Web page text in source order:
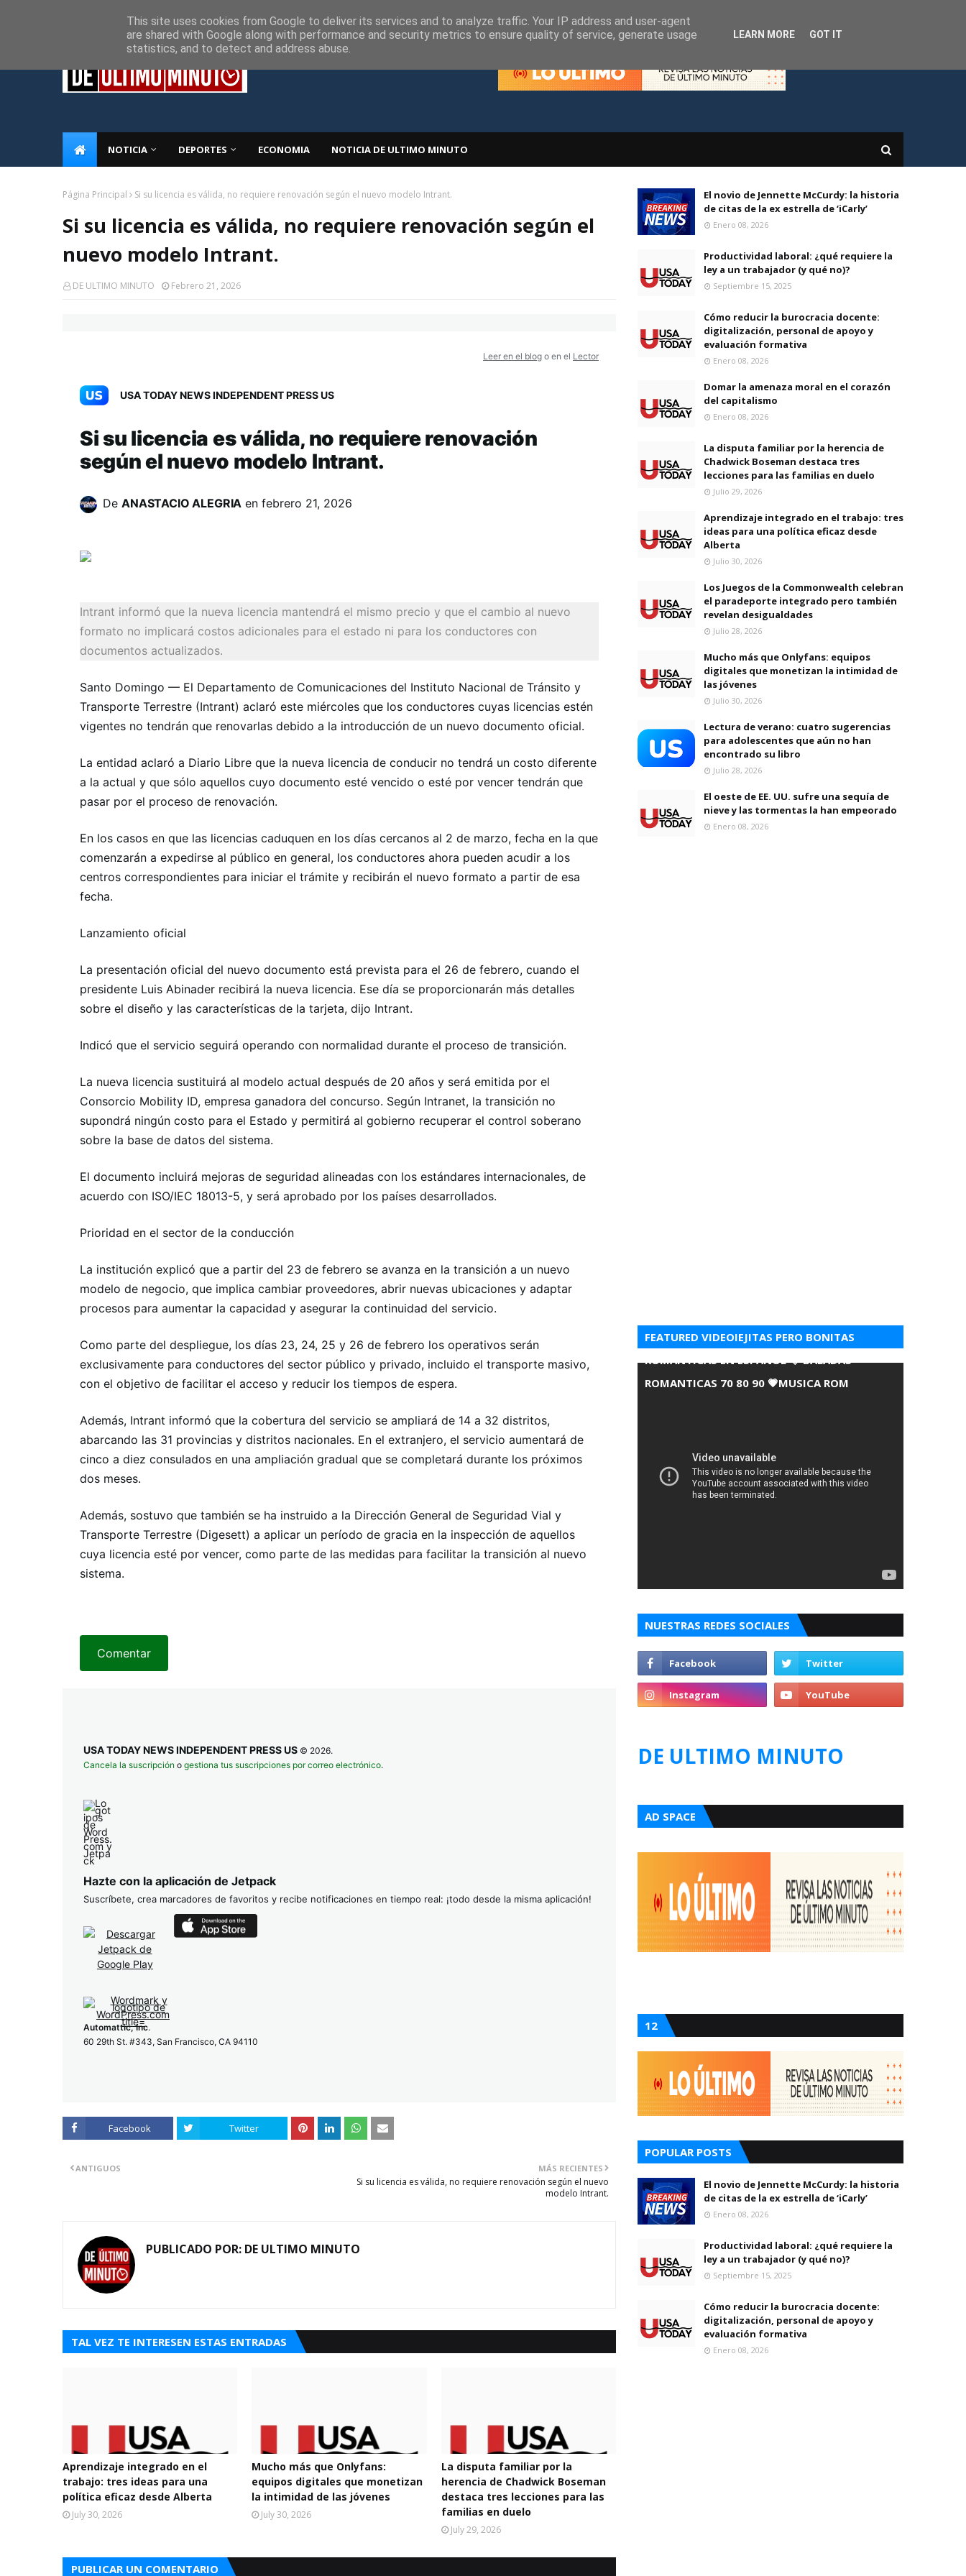
NOTICIA DEPORTES ECONOMIA NOTICIA DE ULTIMO MINUTO
Página Principal Si su licencia es válida, no requiere renovación según el nuevo modelo Intrant.
Si su licencia es válida, no requiere renovación según el
nuevo modelo Intrant.
DE ULTIMO MINUTO Febrero 21, 2026
Leer en el blog o en el Lector
USA TODAY NEWS INDEPENDENT PRESS US
Si su licencia es válida, no requiere renovación
según el nuevo modelo Intrant.
De ANASTACIO ALEGRIA enfebrero 21, 2026
Intrant informó que la nueva licencia mantendrá el mismo precio y que el cambio al nuevo
formato no implicará costos adicionales para el estado ni para los conductores con
documentos actualizados.
Santo Domingo — El Departamento de Comunicaciones del Instituto Nacional de Tránsito y
Transporte Terrestre (Intrant) aclaró este miércoles que los conductores cuyas licencias estén
vigentes no tendrán que renovarlas debido a la introducción de un nuevo documento oficial.
La entidad aclaró a Diario Libre que la nueva licencia de conducir no tendrá un costo diferente
a la actual y que sólo aquellos cuyo documento esté vencido o esté por vencer tendrán que
pasar por el proceso de renovación.
En los casos en que las licencias caduquen en los días cercanos al 2 de marzo, fecha en la que
comenzarán a expedirse al público en general, los conductores ahora pueden acudir a los
centros correspondientes para iniciar el trámite y recibirán el nuevo formato a partir de esa
fecha.
Lanzamiento oficial
La presentación oficial del nuevo documento está prevista para el 26 de febrero, cuando el
presidente Luis Abinader recibirá la nueva licencia. Ese día se proporcionarán más detalles
sobre el diseño y las características de la tarjeta, dijo Intrant.
Indicó que el servicio seguirá operando con normalidad durante el proceso de transición.
La nueva licencia sustituirá al modelo actual después de 20 años y será emitida por el
Consorcio Mobility ID, empresa ganadora del concurso. Según Intranet, la transición no
supondrá ningún costo para el Estado y permitirá al gobierno recuperar el control soberano
sobre la base de datos del sistema.
El documento incluirá mejoras de seguridad alineadas con los estándares internacionales, de
acuerdo con ISO/IEC 18013-5, y será aprobado por los países desarrollados.
Prioridad en el sector de la conducción
La institución explicó que a partir del 23 de febrero se avanza en la transición a un nuevo
modelo de negocio, que implica cambiar proveedores, abrir nuevas ubicaciones y adaptar
procesos para aumentar la capacidad y asegurar la continuidad del servicio.
Como parte del despliegue, los días 23, 24, 25 y 26 de febrero los operativos serán
exclusivamente para conductores del sector público y privado, incluido el transporte masivo,
con el objetivo de facilitar el acceso y reducir los tiempos de espera.
Además, Intrant informó que la cobertura del servicio se ampliará de 14 a 32 distritos,
abarcando las 31 provincias y distritos nacionales. En el extranjero, el servicio aumentará de
cinco a diez consulados en una ampliación gradual que se completará durante los próximos
dos meses.
Además, sostuvo que también se ha instruido a la Dirección General de Seguridad Vial y
Transporte Terrestre (Digesett) a aplicar un período de gracia en la inspección de aquellos
cuya licencia esté por vencer, como parte de las medidas para facilitar la transición al nuevo
sistema.
Comentar
USA TODAY NEWS INDEPENDENT PRESS US © 2026.
Cancela la suscripción o gestiona tus suscripciones por correo electrónico.
Hazte con la aplicación de Jetpack
Suscríbete, crea marcadores de favoritos y recibe notificaciones en tiempo real: ¡todo desde la misma aplicación!
Automattic, Inc.
60 29th St. #343, San Francisco, CA 94110
Facebook Twitter
MÁS RECIENTES
Si su licencia es válida, no requiere renovación según el nuevo
modelo Intrant.
ANTIGUOS
PUBLICADO POR: DE ULTIMO MINUTO
TAL VEZ TE INTERESEN ESTAS ENTRADAS
Aprendizaje integrado en el
trabajo: tres ideas para una
política eficaz desde Alberta
July 30, 2026
Mucho más que Onlyfans:
equipos digitales que monetizan
la intimidad de las jóvenes
July 30, 2026
La disputa familiar por la
herencia de Chadwick Boseman
destaca tres lecciones para las
familias en duelo
July 29, 2026
PUBLICAR UN COMENTARIO
El novio de Jennette McCurdy: la historia
de citas de la ex estrella de ‘iCarly’
Enero 08, 2026
Productividad laboral: ¿qué requiere la
ley a un trabajador (y qué no)?
Septiembre 15, 2025
Cómo reducir la burocracia docente:
digitalización, personal de apoyo y
evaluación formativa
Enero 08, 2026
Domar la amenaza moral en el corazón
del capitalismo
Enero 08, 2026
La disputa familiar por la herencia de
Chadwick Boseman destaca tres
lecciones para las familias en duelo
Julio 29, 2026
Aprendizaje integrado en el trabajo: tres
ideas para una política eficaz desde
Alberta
Julio 30, 2026
Los Juegos de la Commonwealth celebran
el paradeporte integrado pero también
revelan desigualdades
Julio 28, 2026
Mucho más que Onlyfans: equipos
digitales que monetizan la intimidad de
las jóvenes
Julio 30, 2026
Lectura de verano: cuatro sugerencias
para adolescentes que aún no han
encontrado su libro
Julio 28, 2026
El oeste de EE. UU. sufre una sequía de
nieve y las tormentas la han empeorado
Enero 08, 2026
FEATURED VIDEOIEJITAS PERO BONITAS
ROMANTICAS EN ESPANOL 💘 BALADAS
ROMANTICAS 70 80 90 💗MUSICA ROM
NUESTRAS REDES SOCIALES
DE ULTIMO MINUTO
AD SPACE
12
POPULAR POSTS
El novio de Jennette McCurdy: la historia
de citas de la ex estrella de ‘iCarly’
Enero 08, 2026
Productividad laboral: ¿qué requiere la
ley a un trabajador (y qué no)?
Septiembre 15, 2025
Cómo reducir la burocracia docente:
digitalización, personal de apoyo y
evaluación formativa
Enero 08, 2026
This site uses cookies from Google to deliver its services and to analyze traffic. Your IP address and user-agent
are shared with Google along with performance and security metrics to ensure quality of service, generate usage
statistics, and to detect and address abuse.
LEARN MORE GOT IT